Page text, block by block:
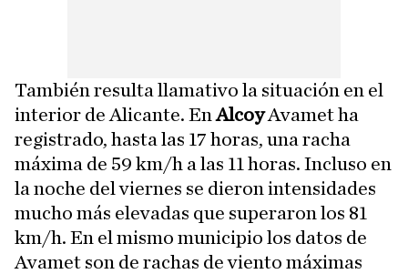
También resulta llamativo la situación en el
interior de Alicante. EnAlcoyAvamet ha
registrado, hasta las 17 horas, una racha
máxima de 59 km/h a las 11 horas. Incluso en
la noche del viernes se dieron intensidades
mucho más elevadas que superaron los 81
km/h. En el mismo municipio los datos de
Avamet son de rachas de viento máximas